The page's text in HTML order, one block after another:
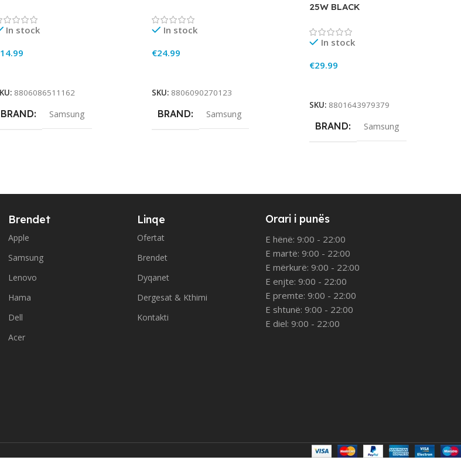
In stock
14.99
8806086511162
BRAND Samsung
In stock
€24.99
SKU: 8806090270123
BRAND Samsung
25W BLACK
In stock
€29.99
SKU: 8801643979379
BRAND Samsung
Brendet
Apple
Samsung
Lenovo
Hama
Dell
Acer
Linqe
Ofertat
Brendet
Dyqanet
Dergesat & Kthimi
Kontakti
Orari i punës
E hënë: 9:00 - 22:00
E martë: 9:00 - 22:00
E mërkurë: 9:00 - 22:00
E enjte: 9:00 - 22:00
E premte: 9:00 - 22:00
E shtunë: 9:00 - 22:00
E diel: 9:00 - 22:00